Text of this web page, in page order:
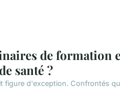
de formation
santé ?
figure d'exception. Confrontés